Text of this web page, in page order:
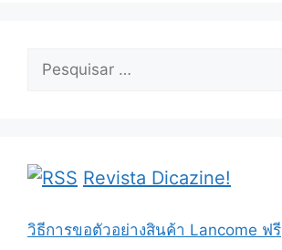
por:
Revista Dicazine!
วิธีการขอตัวอย่างสินค้า Lancome ฟรี